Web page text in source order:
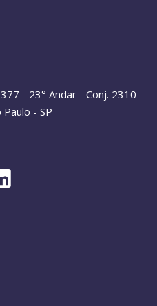
- 23° Andar - Conj. 2310 -
- SP